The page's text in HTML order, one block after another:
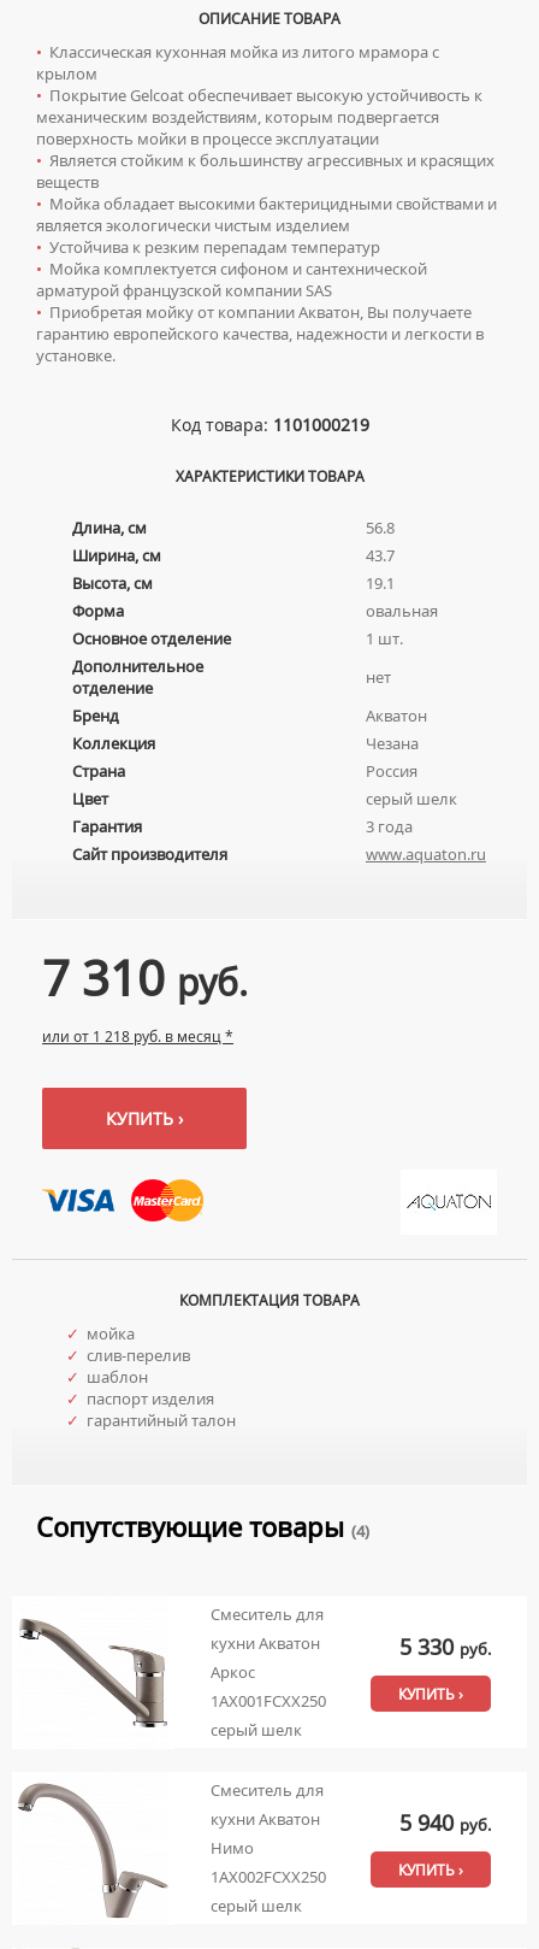
ОПИСАНИЕ ТОВАРА
• Классическая кухонная мойка из литого мрамора с
крылом
• Покрытие Gelcoat обеспечивает высокую устойчивость к
механическим воздействиям, которым подвергается
поверхность мойки в процессе эксплуатации
• Является стойким к большинству агрессивных и красящих
веществ
• Мойка обладает высокими бактерицидными свойствами и
является экологически чистым изделием
• Устойчива к резким перепадам температур
• Мойка комплектуется сифоном и сантехнической
арматурой французской компании SAS
• Приобретая мойку от компании Акватон, Вы получаете
гарантию европейского качества, надежности и легкости в
установке.
Код товара: 1101000219
ХАРАКТЕРИСТИКИ ТОВАРА
Длина, см
56.8
Ширина, см
43.7
Высота, см
19.1
Форма
овальная
Основное отделение
1 шт.
Дополнительное
отделение
нет
Бренд
Акватон
Коллекция
Чезана
Страна
Россия
Цвет
серый шелк
Гарантия
3 года
Сайт производителя
www.aquaton.ru
7 310 руб.
или от 1 218 руб. в месяц *
КУПИТЬ ›
КОМПЛЕКТАЦИЯ ТОВАРА
✓ мойка
✓ слив-перелив
✓ шаблон
✓ паспорт изделия
✓ гарантийный талон
Сопутствующие товары (4)
Смеситель для
кухни Акватон
Аркос
1AX001FCXX250
серый шелк
5 330 руб.
КУПИТЬ ›
Смеситель для
кухни Акватон
Нимо
1AX002FCXX250
серый шелк
5 940 руб.
КУПИТЬ ›
ШКАФЫ НАВЕСНЫЕ
СИФОНЫ ДЛЯ КУХОННЫХ МОЕК
Писсуары
СИФОНЫ ДЛЯ ПИССУАРОВ
СМЫВНЫЕ УСТРОЙСТВА ДЛЯ ПИССУАРОВ
Полотенцесушители
ЭЛЕКТРИЧЕСКИЕ ПОЛОТЕНЦЕСУШИТЕЛИ
КОМПЛЕКТУЮЩИЕ ДЛЯ ПОЛОТЕНЦЕСУШИТЕЛЕЙ
Радиаторы отопления
АЛЮМИНИЕВЫЕ РАДИАТОРЫ
БИМЕТАЛЛИЧЕСКИЕ РАДИАТОРЫ
СТАЛЬНЫЕ РАДИАТОРЫ
КОМПЛЕКТУЮЩИЕ ДЛЯ РАДИАТОРОВ
Ревизионные люки
ЛЮКИ ПОД ПЛИТКУ
ЛЮКИ ПОД ПОКРАСКУ
НАПОЛЬНЫЕ ЛЮКИ
Сантехника для МГН
ИНСТАЛЛЯЦИИ ДЛЯ МГН
ПОРУЧНИ ДЛЯ МГН
УМЫВАЛЬНИКИ ДЛЯ МГН
Смесители
СМЕСИТЕЛИ ДЛЯ БИДЕ
СМЕСИТЕЛИ ДЛЯ ДУША
СМЕСИТЕЛИ МОНО
СМЕСИТЕЛИ НА БОРТ ВАННЫ
ТЕРМОСТАТИЧЕСКИЕ СМЕСИТЕЛИ
ЦВЕТНЫЕ СМЕСИТЕЛИ
УГЛОВЫЕ ВЕНТИЛЯ ДЛЯ СМЕСИТЕЛЕЙ
Сифоны
ДЛЯ УМЫВАЛЬНИКОВ
АВТОМАТИЧЕСКИЕ СУШИЛКИ ДЛЯ РУК
НАЖИМНЫЕ СУШИЛКИ ДЛЯ РУК
ВРЕЗНЫЕ УМЫВАЛЬНИКИ
ДВОЙНЫЕ УМЫВАЛЬНИКИ
МЕБЕЛЬНЫЕ УМЫВАЛЬНИКИ
НАКЛАДНЫЕ УМЫВАЛЬНИКИ
ПОДВЕСНЫЕ УМЫВАЛЬНИКИ
УМЫВАЛЬНИКИ НАД СТИРАЛЬНЫМИ МАШИНАМИ
ПЬЕДЕСТАЛЫ ДЛЯ УМЫВАЛЬНИКОВ
ПОЛУПЬЕДЕСТАЛЫ ДЛЯ УМЫВАЛЬНИКОВ
ПОДВЕСНЫЕ УНИТАЗЫ
ПРИСТАВНЫЕ УНИТАЗЫ
УНИТАЗЫ-КОМПАКТЫ
УНИТАЗЫ С БИДЕТКОЙ
КРЫШКИ-СИДЕНЬЯ
КОМПЛЕКТУЮЩИЕ ДЛЯ УНИТАЗОВ